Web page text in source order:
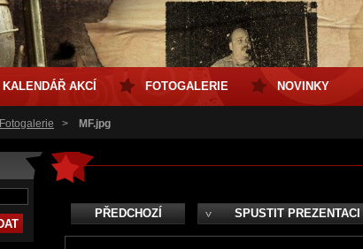
Fotogalerie > MF.jpg
PŘEDCHOZÍ SPUSTIT PREZENTACI
KALENDÁŘ AKCÍ FOTOGALERIE NOVINKY